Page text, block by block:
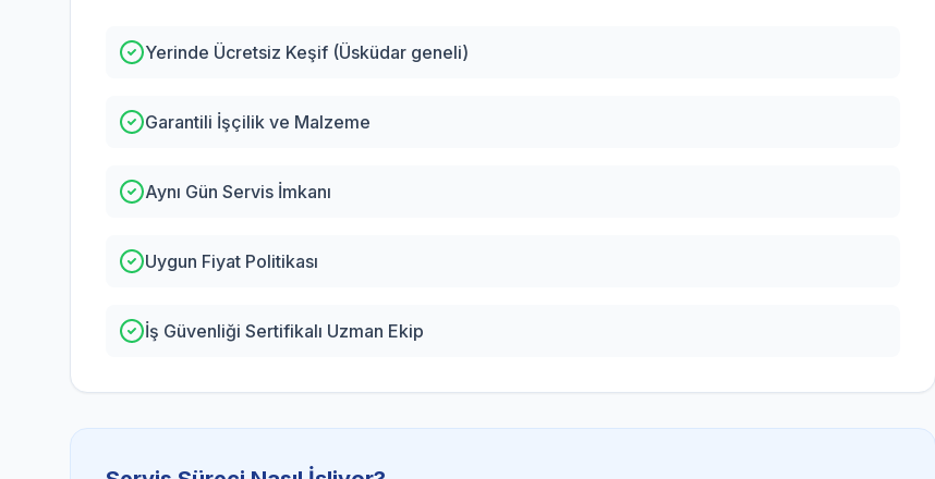
Yerinde Ücretsiz Keşif (Üsküdar geneli)
Garantili İşçilik ve Malzeme
Aynı Gün Servis İmkanı
Uygun Fiyat Politikası
İş Güvenliği Sertifikalı Uzman Ekip